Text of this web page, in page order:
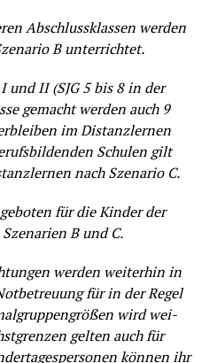
Abschluss­klas­sen wer­den
B unterrichtet.
und II (SJG 5 bis 8 in der
gemacht wer­den auch 9
im Distanz­ler­nen
Schu­len gilt
nach Sze­na­rio C.
für die Kin­der der
B und C.
wer­den wei­ter­hin in
für in der Regel
wird wei­
gel­ten auch für
kön­nen ihr